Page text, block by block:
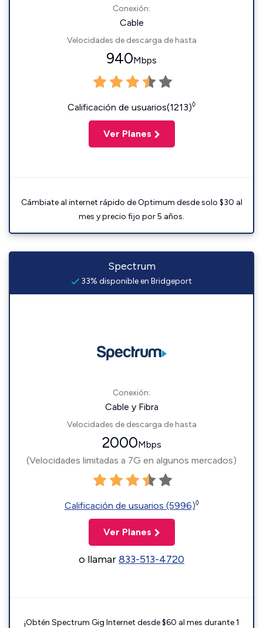
Conexión:
Cable
Velocidades de descarga de hasta
940Mbps
Calificación de usuarios(1213)◊
Ver Planes
Cámbiate al internet rápido de Optimum desde solo $30 al
mes y precio fijo por 5 años.
Spectrum
33% disponible en Bridgeport
Conexión:
Cable y Fibra
Velocidades de descarga de hasta
2000Mbps
(Velocidades limitadas a 7G en algunos mercados)
Calificación de usuarios (5996)◊
Ver Planes
o llamar833-513-4720
¡Obtén Spectrum Gig Internet desde $60 al mes durante 1